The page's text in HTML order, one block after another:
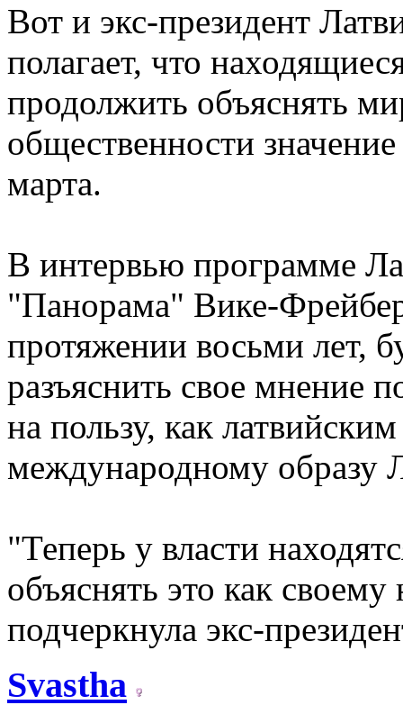
Вот и экс-президент
полагает, что
продолжить объяснять
общественности
марта.
В интервью программе
"Панорама" Вике-
протяжении восьми лет,
разъяснить свое мнение
на пользу, как
международному образу
"Теперь у власти
объяснять это как
подчеркнула экс-
Svastha